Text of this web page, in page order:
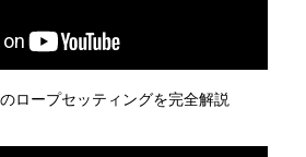
ロープセッティングを完全解説